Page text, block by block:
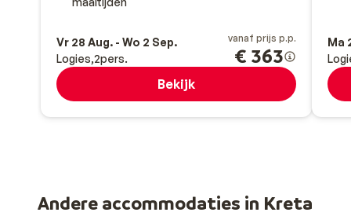
Vr 28 Aug. - Wo 2 Sep.
Logies 2pers.
vanaf prijs p.p.
€ 363
Bekijk
Ma
Andere accommodaties in Kreta